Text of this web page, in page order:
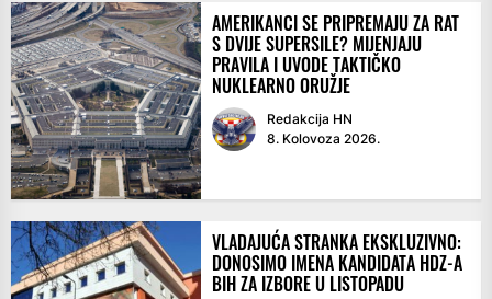
AMERIKANCI SE PRIPREMAJU ZA RAT
S DVIJE SUPERSILE? MIJENJAJU
PRAVILA I UVODE TAKTIČKO
NUKLEARNO ORUŽJE
Redakcija HN
8. Kolovoza 2026.
VLADAJUĆA STRANKA EKSKLUZIVNO:
DONOSIMO IMENA KANDIDATA HDZ-A
BIH ZA IZBORE U LISTOPADU